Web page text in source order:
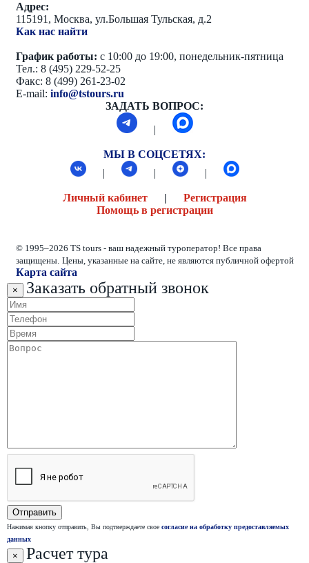
Адрес:
115191, Москва, ул.Большая Тульская, д.2
Как нас найти
График работы: с 10:00 до 19:00, понедельник-пятница
Тел.: 8 (495) 229-52-25
Факс: 8 (499) 261-23-02
E-mail: info@tstours.ru
ЗАДАТЬ ВОПРОС:
|
МЫ В СОЦСЕТЯХ:
|
| |
Личный кабинет| Регистрация
Помощь в регистрации
© 1995–2026 TS tours - ваш надежный туроператор! Все права
защищены. Цены, указанные на сайте, не являются публичной офертой
Карта сайта
× Заказать обратный звонок
Нажимая кнопку отправить, Вы подтверждаете свое согласие на обработку предоставляемых
данных
× Расчет тура